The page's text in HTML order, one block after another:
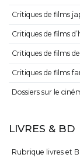
Critiques de films
Critiques de films
Critiques de films
Critiques de films
Dossiers sur le
LIVRES & BD
Rubrique livres et